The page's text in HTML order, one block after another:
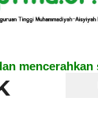
mencerahkan